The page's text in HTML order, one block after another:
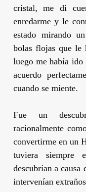
cristal, me di
enredarme y le
estado mirando
bolas flojas que le
luego me había
acuerdo
cuando se miente.
Fue un
racionalmente
convertirme en un
tuviera siempre
descubrían a causa
intervenían